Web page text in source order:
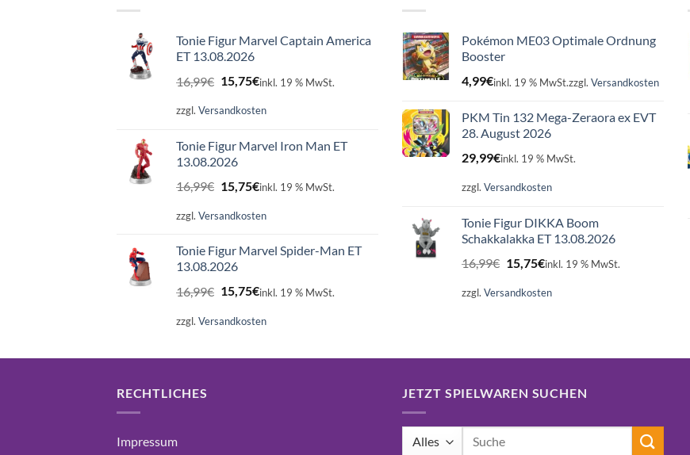
Tonie Figur Marvel Captain America
ET 13.08.2026
16,99€ Ursprünglicher
war:
15,75€Aktueller
ist:
inkl. 19 % MwSt.
zzgl. Versandkosten
Tonie Figur Marvel Iron Man ET
13.08.2026
16,99€ Ursprünglicher
Preis
war:
15,75€Aktueller
ist:
inkl. 19 % MwSt.
zzgl. Versandkosten
Tonie Figur Marvel Spider-Man ET
13.08.2026
16,99€ Ursprünglicher
war:
15,75€Aktueller
ist:
inkl. 19 % MwSt.
zzgl. Versandkosten
Pokémon ME03 Optimale Ordnung
Booster
4,99€inkl. 19 % MwSt.zzgl. Versandkosten
PKM Tin 132 Mega-Zeraora ex EVT
28. August 2026
29,99€inkl. 19 % MwSt.
zzgl. Versandkosten
Tonie Figur DIKKA Boom
Schakkalakka ET 13.08.2026
16,99€ Ursprünglicher
Preis
war:
15,75€Aktueller
ist:
inkl. 19 % MwSt.
zzgl. Versandkosten
RECHTLICHES
Impressum
JETZT SPIELWAREN SUCHEN
Suchen